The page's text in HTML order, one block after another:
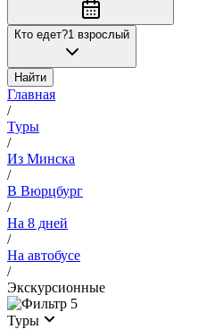
Кто едет?1 взрослый
Найти
Главная
/
Туры
/
Из Минска
/
В Вюрцбург
/
На 8 дней
/
На автобусе
/
Экскурсионные
5
Туры